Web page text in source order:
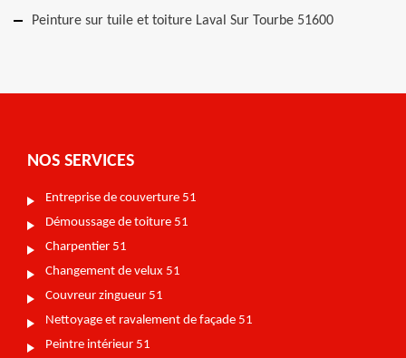
Peinture sur tuile et toiture Laval Sur Tourbe 51600
NOS SERVICES
Entreprise de couverture 51
Démoussage de toiture 51
Charpentier 51
Changement de velux 51
Couvreur zingueur 51
Nettoyage et ravalement de façade 51
Peintre intérieur 51